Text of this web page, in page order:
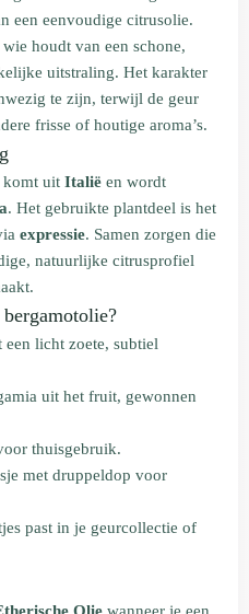
een eenvoudige citrusolie.
houdt van een schone,
uitstraling. Het karakter
te zijn, terwijl de geur
frisse of houtige aroma’s.
komt uit Italië en wordt
. Het gebruikte plantdeel is het
expressie. Samen zorgen die
natuurlijke citrusprofiel
licht zoete, subtiel
uit het fruit, gewonnen
thuisgebruik.
met druppeldop voor
past in je geurcollectie of